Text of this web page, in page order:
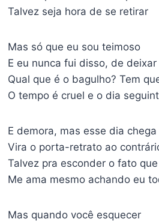
Talvez seja hora de se retirar
Mas só que eu sou teimoso
E eu nunca fui disso, de
Qual que é o bagulho? Tem
O tempo é cruel e o dia
E demora, mas esse dia
Vira o porta-retrato ao
Talvez pra esconder o fato
Me ama mesmo achando eu
Mas quando você esquecer